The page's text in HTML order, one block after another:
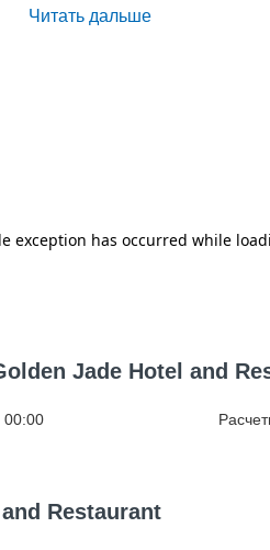
Some rooms have flat-
Читать дальше
Jade Hotel and
00:00
Restaurant